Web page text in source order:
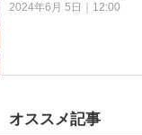
2024年6月 5日｜12:00
オススメ記事